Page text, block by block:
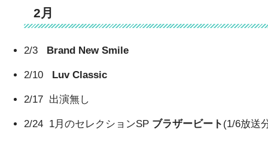
2月
2/3 Brand New Smile
2/10 Luv Classic
2/17 出演無し
2/24 1月のセレクションSP ブラザービート (1/6放送